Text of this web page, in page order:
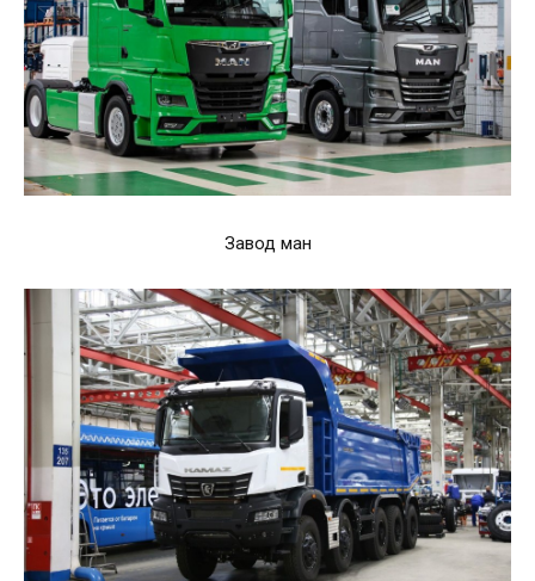
Завод ман